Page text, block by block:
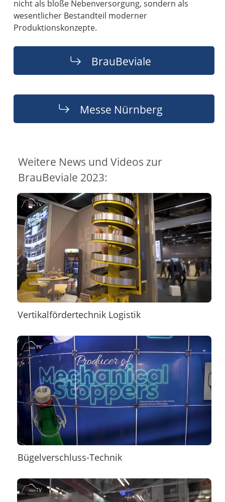
nicht als bloße Nebenversorgung, sondern als
wesentlicher Bestandteil moderner
Produktionskonzepte.
BrauBeviale
Messe Nürnberg
Weitere News und Videos zur
BrauBeviale 2023:
Vertikalfördertechnik Logistik
Bügelverschluss-Technik